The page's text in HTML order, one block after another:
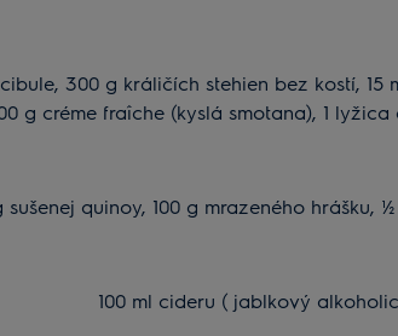
300 g králičích stehien bez kostí,
g créme fraîche (kyslá smotana), 1
sušenej quinoy, 100 g mrazeného
100 ml cideru ( jablkový